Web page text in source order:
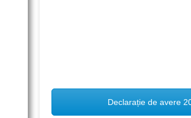
Declarație de avere